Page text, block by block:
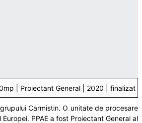
| Proiectant General | 2020 | finalizat
Carmistin. O unitate de procesare
PPAE a fost Proiectant General al